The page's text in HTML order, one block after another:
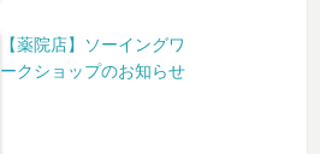
【薬院店】ソーイングワ
ークショップのお知らせ